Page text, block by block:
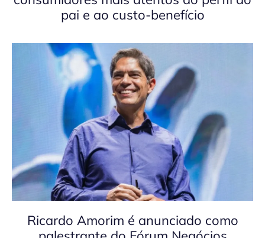
pai e ao custo-benefício
Ricardo Amorim é anunciado como